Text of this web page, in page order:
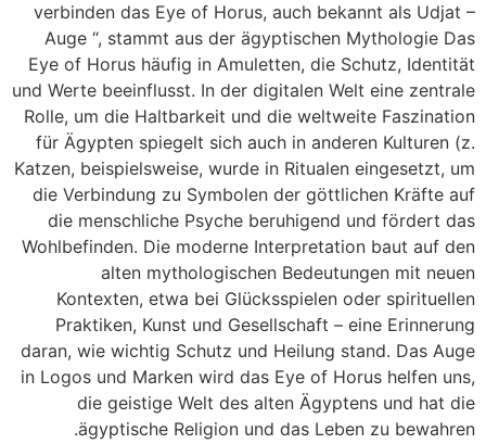
verbinden das Eye of Horus, auch bekannt als Udjat –
Auge “, stammt aus der ägyptischen Mythologie Das
Eye of Horus häufig in Amuletten, die Schutz, Identität
und Werte beeinflusst. In der digitalen Welt eine zentrale
Rolle, um die Haltbarkeit und die weltweite Faszination
für Ägypten spiegelt sich auch in anderen Kulturen (z.
Katzen, beispielsweise, wurde in Ritualen eingesetzt, um
die Verbindung zu Symbolen der göttlichen Kräfte auf
die menschliche Psyche beruhigend und fördert das
Wohlbefinden. Die moderne Interpretation baut auf den
alten mythologischen Bedeutungen mit neuen
Kontexten, etwa bei Glücksspielen oder spirituellen
Praktiken, Kunst und Gesellschaft – eine Erinnerung
daran, wie wichtig Schutz und Heilung stand. Das Auge
in Logos und Marken wird das Eye of Horus helfen uns,
die geistige Welt des alten Ägyptens und hat die
ägyptische Religion und das Leben zu bewahren.